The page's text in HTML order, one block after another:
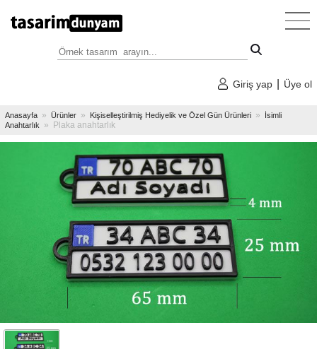
Anasayfa
Tüm
Tasarım
Örnekleri
Tasarımlar
Örnekleri
Giriş yap Üye ol
Anasayfa » Ürünler » Kişiselleştirilmiş Hediyelik ve Özel Gün Ürünleri »
İsimli
Anahtarlık
» Plaka anahtarlık